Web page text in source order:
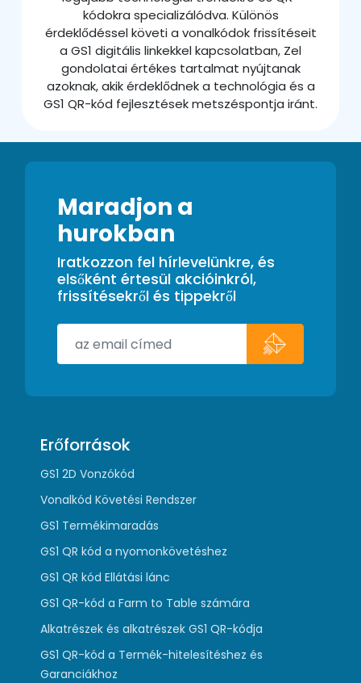
kódokra specializálódva. Különös
érdeklődéssel követi a vonalkódok frissítéseit
a GS1 digitális linkekkel kapcsolatban, Zel
gondolatai értékes tartalmat nyújtanak
azoknak, akik érdeklődnek a technológia és a
GS1 QR-kód fejlesztések metszéspontja iránt.
Maradjon a
hurokban
Iratkozzon fel hírlevelünkre, és
elsőként értesül akcióinkról,
frissítésekről és tippekről
Erőforrások
GS1 2D Vonzókód
Vonalkód Követési Rendszer
GS1 Termékimaradás
GS1 QR kód a nyomonkövetéshez
GS1 QR kód Ellátási lánc
GS1 QR-kód a Farm to Table számára
Alkatrészek és alkatrészek GS1 QR-kódja
GS1 QR-kód a Termék-hitelesítéshez és
Garanciákhoz